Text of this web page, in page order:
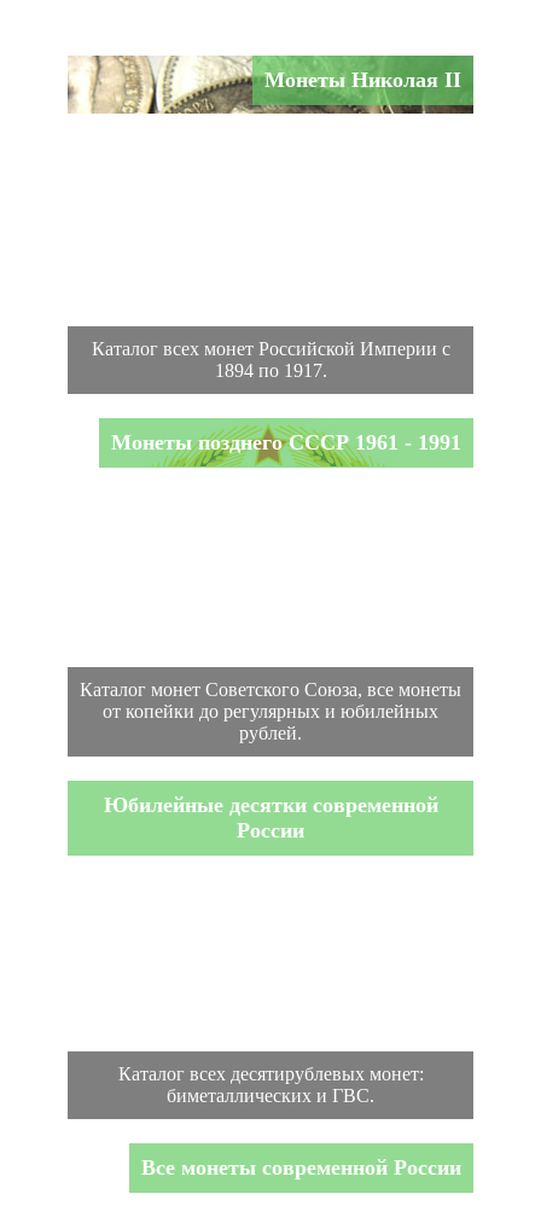
Монеты Николая II
Каталог всех монет Российской Империи с
1894 по 1917.
Монеты позднего СССР 1961 - 1991
Каталог монет Советского Союза, все монеты
от копейки до регулярных и юбилейных
рублей.
Юбилейные десятки современной
России
Каталог всех десятирублевых монет:
биметаллических и ГВС.
Все монеты современной России